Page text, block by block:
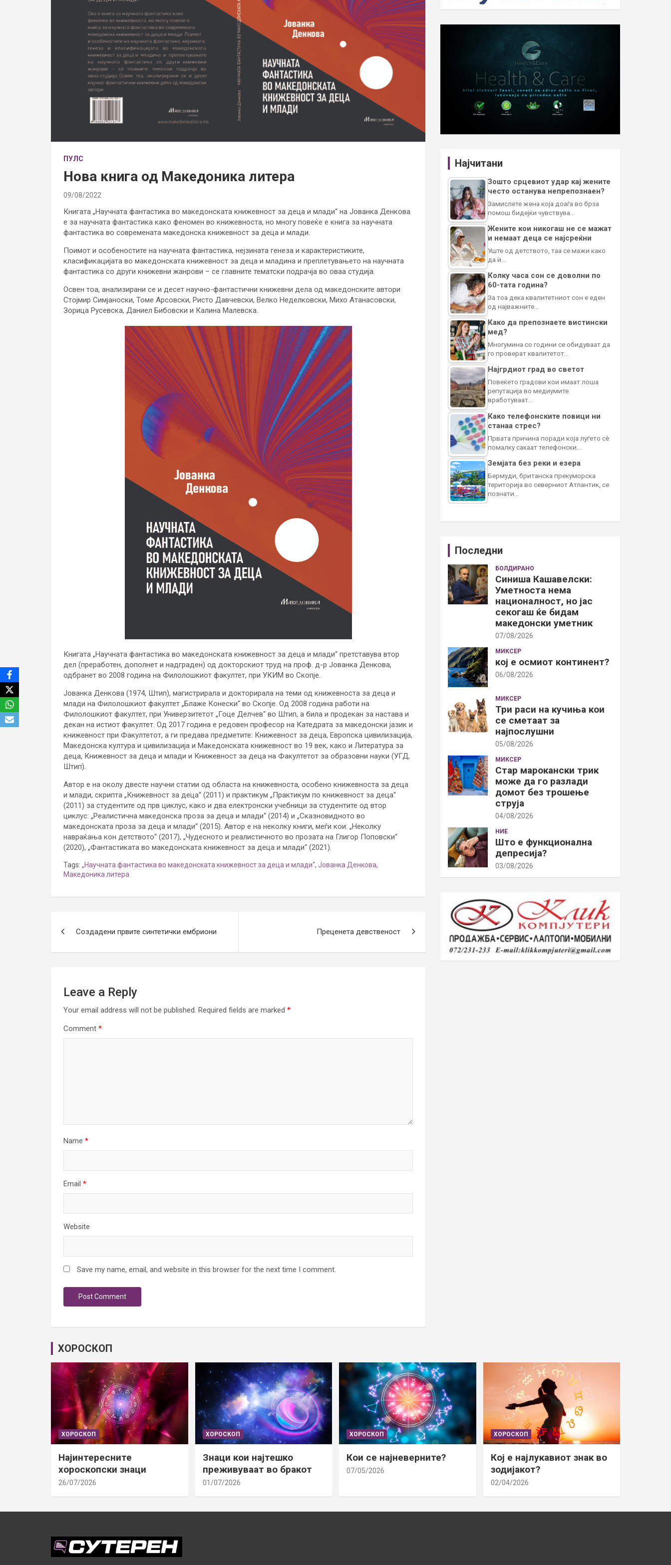
ПУЛС
Нова книга од Македоника литера
09/08/2022
Книгата „Научната фантастика во македонската книжевност за деца и млади“ на Јованка Денкова
е за научната фантастика како феномен во книжевноста, но многу повеќе е книга за научната
фантастика во современата македонска книжевност за деца и млади.
Поимот и особеностите на научната фантастика, нејзината генеза и карактеристиките,
класификацијата во македонската книжевност за деца и младина и преплетувањето на научната
фантастика со други книжевни жанрови – се главните тематски подрачја во оваа студија.
Освен тоа, анализирани се и десет научно-фантастични книжевни дела од македонските автори
Стојмир Симјаноски, Томе Арсовски, Ристо Давчевски, Велко Неделковски, Михо Атанасовски,
Зорица Русевска, Даниел Бибовски и Калина Малевска.
Книгата „Научната фантастика во македонската книжевност за деца и млади“ претставува втор
дел (преработен, дополнет и надграден) од докторскиот труд на проф. д-р Јованка Денкова,
одбранет во 2008 година на Филолошкиот факултет, при УКИМ во Скопје.
Јованка Денкова (1974, Штип), магистрирала и докторирала на теми од книжевноста за деца и
млади на Филолошкиот факултет „Блаже Конески“ во Скопје. Од 2008 година работи на
Филолошкиот факултет, при Универзитетот „Гоце Делчев“ во Штип, а била и продекан за настава и
декан на истиот факултет. Од 2017 година е редовен професор на Катедрата за македонски јазик и
книжевност при Факултетот, а ги предава предметите: Книжевност за деца, Европска цивилизација,
Македонска култура и цивилизација и Македонската книжевност во 19 век, како и Литература за
деца, Книжевност за деца и млади и Книжевност за деца на Факултетот за образовни науки (УГД,
Штип).
Автор е на околу двесте научни статии од областа на книжевноста, особено книжевноста за деца
и млади, скрипта „Книжевност за деца“ (2011) и практикум „Практикум по книжевност за деца“
(2011) за студентите од прв циклус, како и два електронски учебници за студентите од втор
циклус: „Реалистична македонска проза за деца и млади“ (2014) и „Сказновидното во
македонската проза за деца и млади“ (2015). Автор е на неколку книги, меѓи кои: „Неколку
навраќања кон детството“ (2017), „Чудесното и реалистичното во прозата на Глигор Поповски“
(2020), „Фантастиката во македонската книжевност за деца и млади“ (2021).
Tags: „Научната фантастика во македонската книжевност за деца и млади“, Јованка Денкова,
Македоника литера
navigation
Создадени првите синтетички ембриони Преценета девственост
Leave a Reply
Your email address will not be published. Required fields are marked *
Comment *
Name *
Email *
Website
Save my name, email, and website in this browser for the next time I comment.
Најчитани
Зошто срцевиот удар кај жените
често останува непрепознаен?
Замислете жена која доаѓа во брза
помош бидејќи чувствува…
Жените кои никогаш не се мажат
и немаат деца се најсреќни
Уште од детството, таа се мажи како
да ѝ…
Колку часа сон се доволни по
60-тата година?
За тоа дека квалитетниот сон е еден
од најважните…
Како да препознаете вистински
мед?
Многумина со години се обидуваат да
го проверат квалитетот…
Најгрдиот град во светот
Повеќето градови кои имаат лоша
репутација во медиумите
вработуваат…
Како телефонските повици ни
станаа стрес?
Првата причина поради која луѓето сè
помалку сакаат телефонски…
Земјата без реки и езера
Бермуди, британска прекуморска
територија во северниот Атлантик, се
познати…
Последни
БОЛДИРАНО
Синиша Кашавелски:
Уметноста нема
националност, но јас
секогаш ќе бидам
македонски уметник
07/08/2026
МИКСЕР
кој е осмиот континент?
06/08/2026
МИКСЕР
Три раси на кучиња кои
се сметаат за
најпослушни
05/08/2026
МИКСЕР
Стар марокански трик
може да го разлади
домот без трошење
струја
04/08/2026
НИЕ
Што е функционална
депресија?
03/08/2026
ХОРОСКОП
ХОРОСКОП
Најинтересните
хороскопски знаци
26/07/2026
ХОРОСКОП
Знаци кои најтешко
преживуваат во бракот
01/07/2026
ХОРОСКОП
Кои се најневерните?
07/05/2026
ХОРОСКОП
Кој е најлукавиот знак во
зодијакот?
02/04/2026